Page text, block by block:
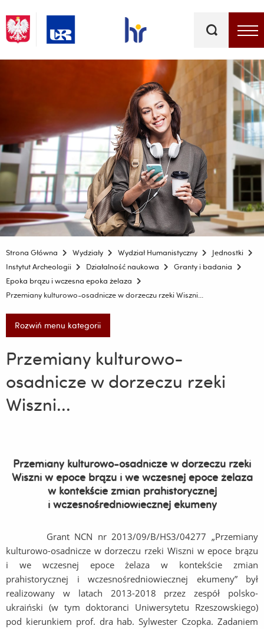
kluczowe
Strona Główna Wydziały Wydział Humanistyczny
Jednostki
Instytut Archeologii
Działalność naukowa
Granty i badania
Epoka brązu i wczesna epoka żelaza
Przemiany kulturowo-osadnicze w dorzeczu rzeki Wiszni...
Rozwiń menu kategorii
Przemiany kulturowo-
osadnicze w dorzeczu rzeki
Wiszni...
Przemiany kulturowo-osadnicze w dorzeczu rzeki
Wiszni w epoce brązu i we wczesnej epoce żelaza
w kontekście zmian prahistorycznej
i wczesnośredniowiecznej ekumeny
Grant NCN nr 2013/09/B/HS3/04277 „Przemiany
kulturowo-osadnicze w dorzeczu rzeki Wiszni w epoce brązu
i we wczesnej epoce żelaza w kontekście zmian
prahistorycznej i wczesnośredniowiecznej ekumeny” był
realizowany w latach 2013-2018 przez zespół polsko-
ukraiński (w tym doktoranci Uniwersytetu Rzeszowskiego)
pod kierunkiem prof. dra hab. Sylwester Czopka. Zadaniem